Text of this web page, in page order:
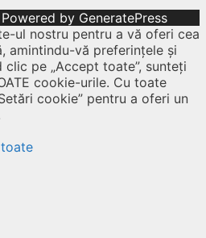
Powered by GeneratePress
ul nostru pentru a vă oferi cea
amintindu-vă preferințele și
pe „Accept toate”, sunteți
cookie-urile. Cu toate
cookie” pentru a oferi un